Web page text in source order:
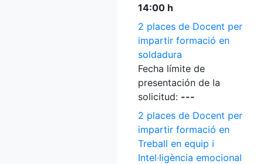
14:00 h
2 places de Docent per
impartir formació en
soldadura
Fecha límite de
presentación de la
solicitud: ---
2 places de Docent per
impartir formació en
Treball en equip i
Intel·ligència emocional